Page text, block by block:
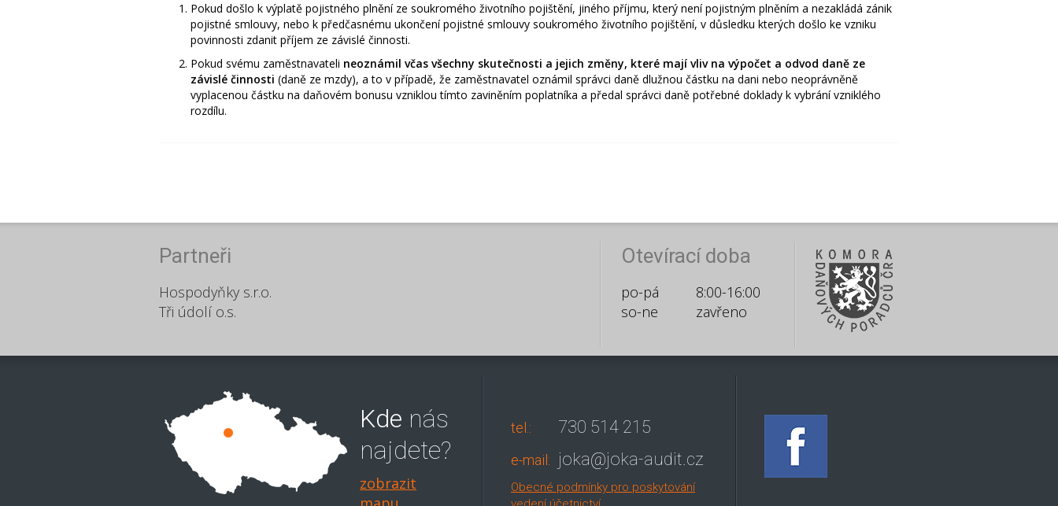
Pokud došlo k výplatě pojistného plnění ze soukromého životního pojištění, jiného příjmu, který není pojistným plněním a nezakládá zánik
pojistné smlouvy, nebo k předčasnému ukončení pojistné smlouvy soukromého životního pojištění, v důsledku kterých došlo ke vzniku
povinnosti zdanit příjem ze závislé činnosti.
Pokud svému zaměstnavateli neoznámil včas všechny skutečnosti a jejich změny, které mají vliv na výpočet a odvod daně ze
závislé činnosti (daně ze mzdy), a to v případě, že zaměstnavatel oznámil správci daně dlužnou částku na dani nebo neoprávněně
vyplacenou částku na daňovém bonusu vzniklou tímto zaviněním poplatníka a předal správci daně potřebné doklady k vybrání vzniklého
rozdílu.
Partneři
Hospodyňky s.r.o.
Tři údolí o.s.
Otevírací doba
po-pá
8:00-16:00
so-ne
zavřeno
Kde nás
najdete?
zobrazit
tel.: 730 514 215
e-mail: joka@joka-audit.cz
Obecné podmínky pro poskytování